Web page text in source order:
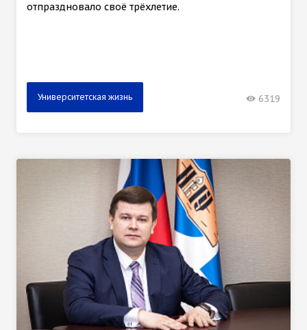
отпраздновало своё трёхлетие.
Университетская жизнь 6319